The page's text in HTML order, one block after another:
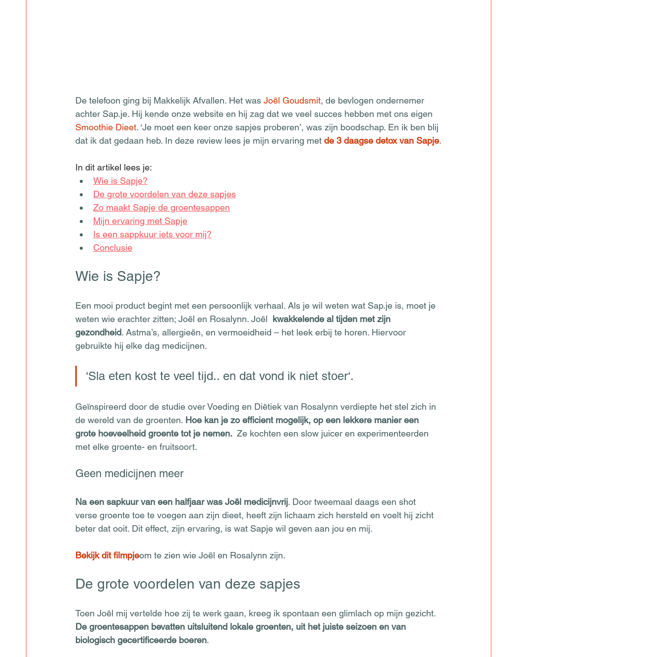
De telefoon ging bij Makkelijk Afvallen. Het was Joël Goudsmit, de bevlogen ondernemer
achter Sap.je. Hij kende onze website en hij zag dat we veel succes hebben met ons eigen
Smoothie Dieet. ‘Je moet een keer onze sapjes proberen’, was zijn boodschap. En ik ben blij
dat ik dat gedaan heb. In deze review lees je mijn ervaring met de 3 daagse detox van Sapje.
In dit artikel lees je:
Wie is Sapje?
De grote voordelen van deze sapjes
Zo maakt Sapje de groentesappen
Mijn ervaring met Sapje
Is een sappkuur iets voor mij?
Conclusie
Wie is Sapje?
Een mooi product begint met een persoonlijk verhaal. Als je wil weten wat Sap.je is, moet je
weten wie erachter zitten; Joël en Rosalynn. Joël kwakkelende al tijden met zijn
gezondheid. Astma’s, allergieën, en vermoeidheid – het leek erbij te horen. Hiervoor
gebruikte hij elke dag medicijnen.
‘Sla eten kost te veel tijd.. en dat vond ik niet stoer‘.
Geïnspireerd door de studie over Voeding en Diëtiek van Rosalynn verdiepte het stel zich in
de wereld van de groenten. Hoe kan je zo efficient mogelijk, op een lekkere manier een
grote hoeveelheid groente tot je nemen. Ze kochten een slow juicer en experimenteerden
met elke groente- en fruitsoort.
Geen medicijnen meer
Na een sapkuur van een halfjaar was Joël medicijnvrij. Door tweemaal daags een shot
verse groente toe te voegen aan zijn dieet, heeft zijn lichaam zich hersteld en voelt hij zicht
beter dat ooit. Dit effect, zijn ervaring, is wat Sapje wil geven aan jou en mij.
Bekijk dit filmpjeom te zien wie Joël en Rosalynn zijn.
De grote voordelen van deze sapjes
Toen Joël mij vertelde hoe zij te werk gaan, kreeg ik spontaan een glimlach op mijn gezicht.
De groentesappen bevatten uitsluitend lokale groenten, uit het juiste seizoen en van
biologisch gecertificeerde boeren.